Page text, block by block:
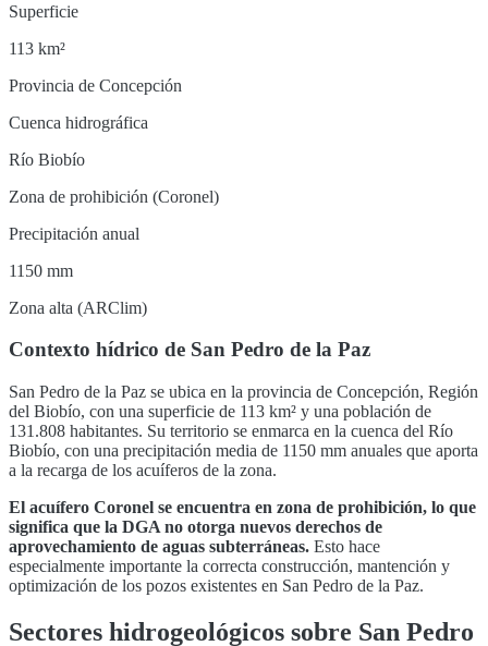
Superficie
113 km²
Provincia de Concepción
Cuenca hidrográfica
Río Biobío
Zona de prohibición (Coronel)
Precipitación anual
1150 mm
Zona alta (ARClim)
Contexto hídrico de San Pedro de la Paz
San Pedro de la Paz se ubica en la provincia de Concepción, Región
del Biobío, con una superficie de 113 km² y una población de
131.808 habitantes. Su territorio se enmarca en la cuenca del Río
Biobío, con una precipitación media de 1150 mm anuales que aporta
a la recarga de los acuíferos de la zona.
El acuífero Coronel se encuentra en zona de prohibición, lo que
significa que la DGA no otorga nuevos derechos de
aprovechamiento de aguas subterráneas. Esto hace
especialmente importante la correcta construcción, mantención y
optimización de los pozos existentes en San Pedro de la Paz.
Sectores hidrogeológicos sobre San Pedro